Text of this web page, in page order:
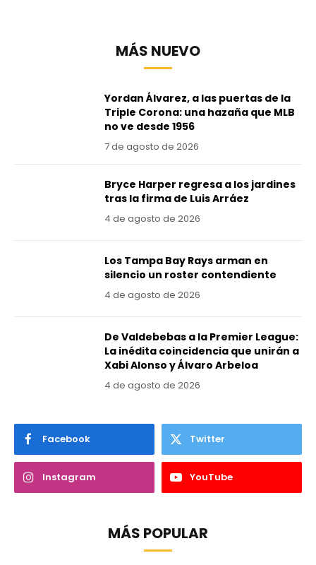
MÁS NUEVO
Yordan Álvarez, a las puertas de la
Triple Corona: una hazaña que MLB
no ve desde 1956
7 de agosto de 2026
Bryce Harper regresa a los jardines
tras la firma de Luis Arráez
4 de agosto de 2026
Los Tampa Bay Rays arman en
silencio un roster contendiente
4 de agosto de 2026
De Valdebebas a la Premier League:
La inédita coincidencia que unirán a
Xabi Alonso y Álvaro Arbeloa
4 de agosto de 2026
Facebook Twitter
Instagram YouTube
MÁS POPULAR